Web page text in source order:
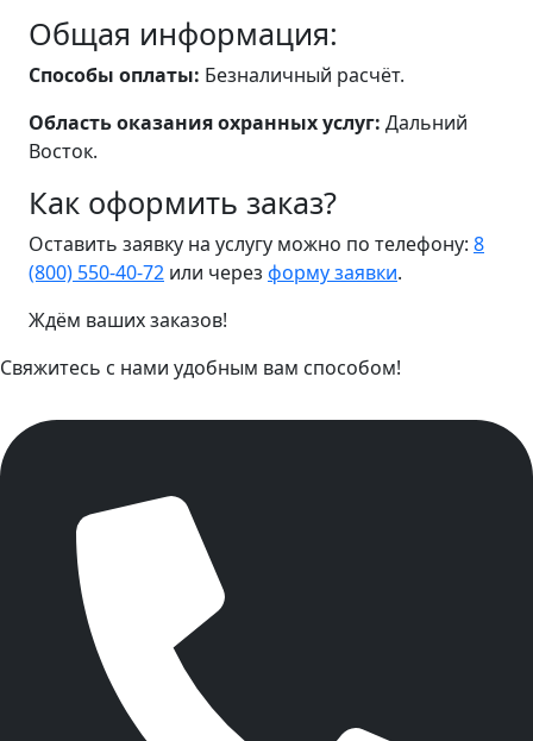
Общая информация:
Способы оплаты: Безналичный расчёт.
Область оказания охранных услуг: Дальний
Восток.
Как оформить заказ?
Оставить заявку на услугу можно по телефону: 8
(800) 550-40-72 или через форму заявки.
Ждём ваших заказов!
Свяжитесь с нами удобным вам способом!